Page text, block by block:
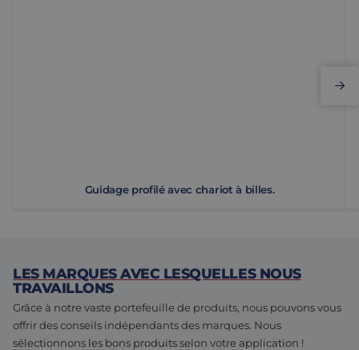
Guidage profilé avec chariot à billes.
LES MARQUES AVEC LESQUELLES NOUS
TRAVAILLONS
Grâce à notre vaste portefeuille de produits, nous pouvons vous
offrir des conseils indépendants des marques. Nous
sélectionnons les bons produits selon votre application !